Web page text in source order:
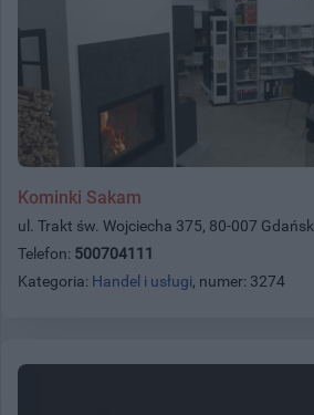
Kominki Sakam
ul. Trakt św. Wojciecha 375, 80-007 Gdańsk
Telefon: 500704111
Kategoria: Handel i usługi, numer: 3274